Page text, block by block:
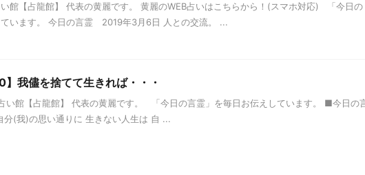
館【占龍館】 代表の黄麗です。 黄麗のWEB占いはこちらから！(スマホ対応) 「今日の
います。 今日の言霊 2019年3月6日 人との交流。 ...
】我儘を捨てて生きれば・・・
い館【占龍館】 代表の黄麗です。 「今日の言霊」を毎日お伝えしています。 ■今日の
(我)の思い通りに 生きない人生は 自 ...